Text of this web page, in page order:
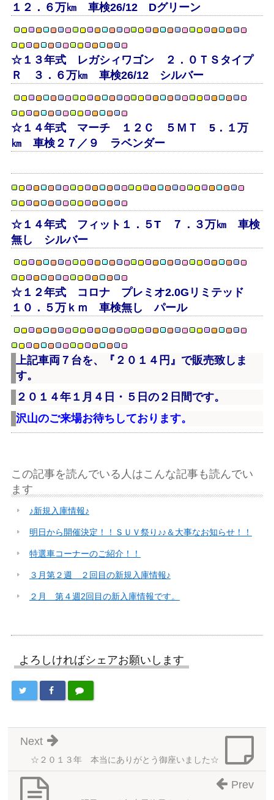
１２．６万㎞ 車検26/12 Dグリーン
☆１３年式 レガシィワゴン ２．０ＴＳタイプ
Ｒ ３．６万㎞ 車検26/12 シルバー
☆１４年式 マーチ １２Ｃ ５ＭＴ 5．１万
㎞ 車検２７／９ ラベンダー
☆１４年式 フィット１．５T ７．３万㎞ 車検
無し シルバー
☆１２年式 コロナ プレミオ2.0Gリミテッド
１０．５万ｋｍ 車検無し パール
上記車両７台を、『２０１４円』で販売致しま
す。
２０１４年１月４日・５日の２日間です。
沢山のご来場お待ちしております。
この記事を読んでいる人はこんな記事も読んでい
ます
♪新規入庫情報♪
明日から開催決定！！ＳＵＶ祭り♪♪＆大事なお知らせ！！
特選車コーナーのご紹介！！
３月第２週 ２回目の新規入庫情報♪
２月 第４週2回目の新入庫情報です。
よろしければシェアお願いします
☆２０１３年 本当にありがとう御座いました☆
Next
Prev